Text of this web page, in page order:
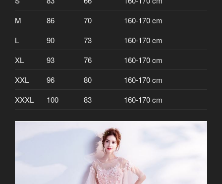
M
86 70
160-170 cm
L
90 73
160-170 cm
XL
93 76
160-170 cm
XXL
96 80
160-170 cm
XXXL
100 83 160-170 cm